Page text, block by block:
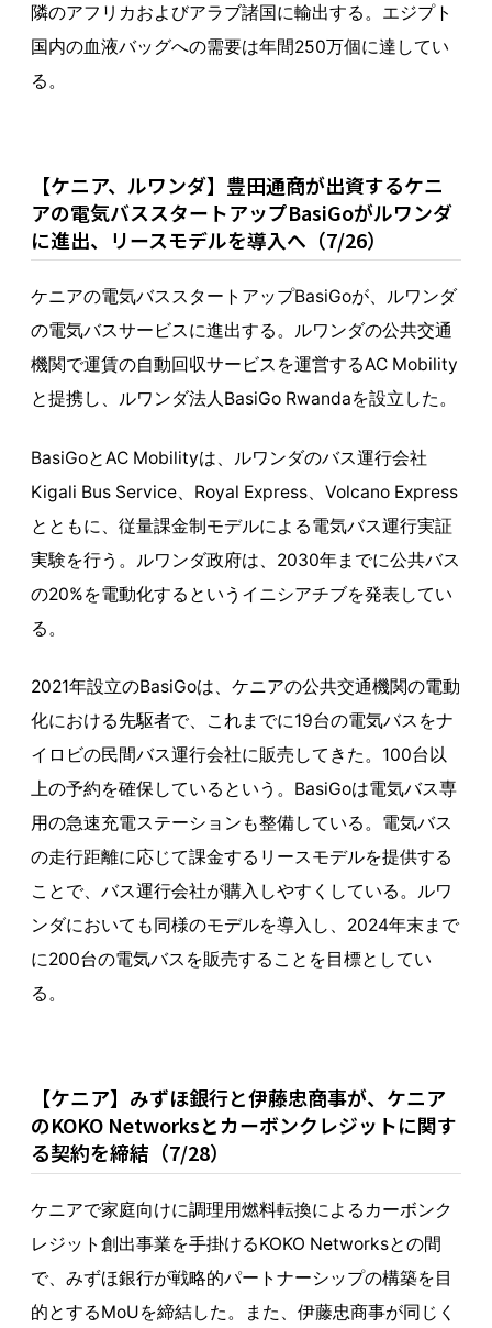
隣のアフリカおよびアラブ諸国に輸出する。エジプト
国内の血液バッグへの需要は年間250万個に達してい
る。
【ケニア、ルワンダ】豊田通商が出資するケニ
アの電気バススタートアップBasiGoがルワンダ
に進出、リースモデルを導入へ（7/26）
ケニアの電気バススタートアップBasiGoが、ルワンダ
の電気バスサービスに進出する。ルワンダの公共交通
機関で運賃の自動回収サービスを運営するAC Mobility
と提携し、ルワンダ法人BasiGo Rwandaを設立した。
BasiGoとAC Mobilityは、ルワンダのバス運行会社
Kigali Bus Service、Royal Express、Volcano Express
とともに、従量課金制モデルによる電気バス運行実証
実験を行う。ルワンダ政府は、2030年までに公共バス
の20%を電動化するというイニシアチブを発表してい
る。
2021年設立のBasiGoは、ケニアの公共交通機関の電動
化における先駆者で、これまでに19台の電気バスをナ
イロビの民間バス運行会社に販売してきた。100台以
上の予約を確保しているという。BasiGoは電気バス専
用の急速充電ステーションも整備している。電気バス
の走行距離に応じて課金するリースモデルを提供する
ことで、バス運行会社が購入しやすくしている。ルワ
ンダにおいても同様のモデルを導入し、2024年末まで
に200台の電気バスを販売することを目標としてい
る。
【ケニア】みずほ銀行と伊藤忠商事が、ケニア
のKOKO Networksとカーボンクレジットに関す
る契約を締結（7/28）
ケニアで家庭向けに調理用燃料転換によるカーボンク
レジット創出事業を手掛けるKOKO Networksとの間
で、みずほ銀行が戦略的パートナーシップの構築を目
的とするMoUを締結した。また、伊藤忠商事が同じく